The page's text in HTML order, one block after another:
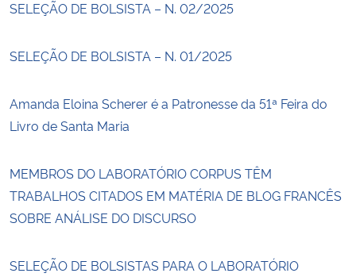
SELEÇÃO DE BOLSISTA – N. 02/2025
SELEÇÃO DE BOLSISTA – N. 01/2025
Amanda Eloina Scherer é a Patronesse da 51ª Feira do
Livro de Santa Maria
MEMBROS DO LABORATÓRIO CORPUS TÊM
TRABALHOS CITADOS EM MATÉRIA DE BLOG FRANCÊS
SOBRE ANÁLISE DO DISCURSO
SELEÇÃO DE BOLSISTAS PARA O LABORATÓRIO